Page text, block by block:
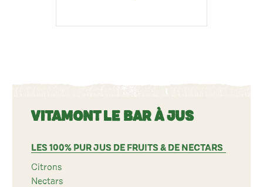
VITAMONT LE BAR À JUS
LES 100% PUR JUS DE FRUITS & DE NECTARS
Citrons
Nectars